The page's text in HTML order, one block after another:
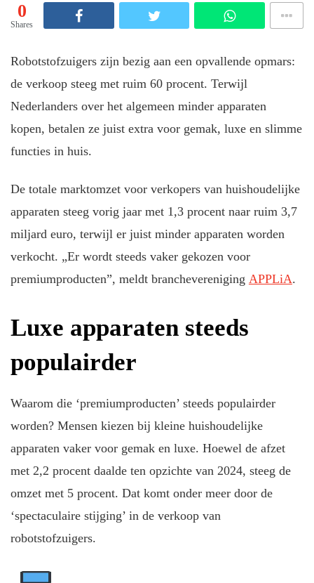
0
Shares
Robotstofzuigers zijn bezig aan een opvallende opmars:
de verkoop steeg met ruim 60 procent. Terwijl
Nederlanders over het algemeen minder apparaten
kopen, betalen ze juist extra voor gemak, luxe en slimme
functies in huis.
De totale marktomzet voor verkopers van huishoudelijke
apparaten steeg vorig jaar met 1,3 procent naar ruim 3,7
miljard euro, terwijl er juist minder apparaten worden
verkocht. „Er wordt steeds vaker gekozen voor
premiumproducten”, meldt branchevereniging APPLiA.
Luxe apparaten steeds
populairder
Waarom die ‘premiumproducten’ steeds populairder
worden? Mensen kiezen bij kleine huishoudelijke
apparaten vaker voor gemak en luxe. Hoewel de afzet
met 2,2 procent daalde ten opzichte van 2024, steeg de
omzet met 5 procent. Dat komt onder meer door de
‘spectaculaire stijging’ in de verkoop van
robotstofzuigers.